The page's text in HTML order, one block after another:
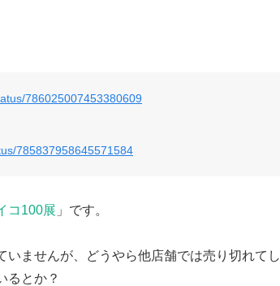
786025007453380609
785837958645571584
コ100展 」です。
いませんが、どうやら他店舗では売り切れてし
るとか？